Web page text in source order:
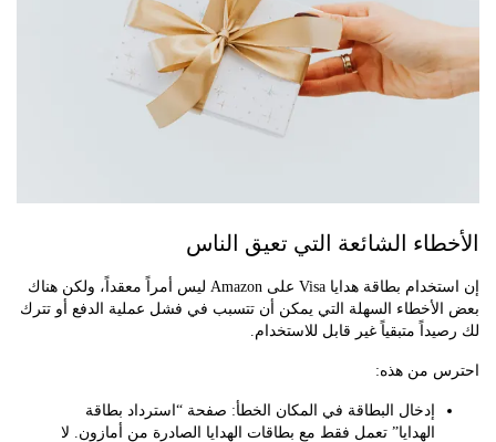
الشائعة التي تعيق الناس
إن استخدام بطاقة هدايا Visa على Amazon ليس أمراً معقداً، ولكن هناك
السهلة التي يمكن أن تتسبب في فشل عملية الدفع أو تترك
متبقياً غير قابل للاستخدام.
من هذه:
إدخال البطاقة في المكان الخطأ: صفحة “استرداد بطاقة
الهدايا” تعمل فقط مع بطاقات الهدايا الصادرة من أمازون. لا